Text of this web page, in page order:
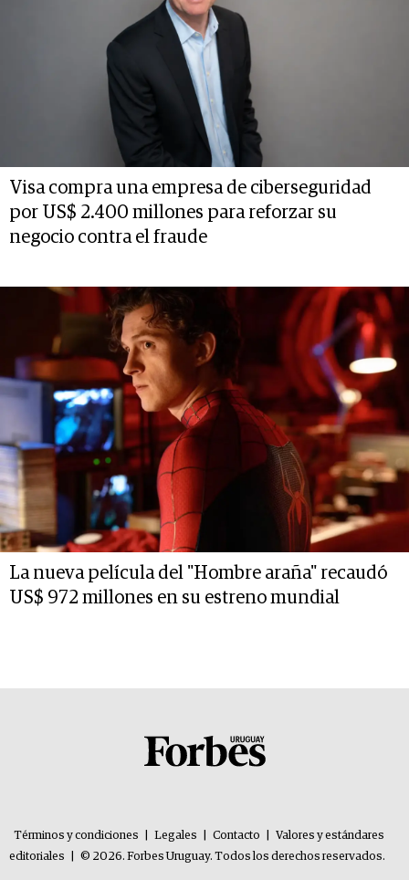
Visa compra una empresa de ciberseguridad
por US$ 2.400 millones para reforzar su
negocio contra el fraude
La nueva película del "Hombre araña" recaudó
US$ 972 millones en su estreno mundial
Términos y condiciones Legales Contacto
Valores y estándares
editoriales
© 2026. Forbes Uruguay. Todos los derechos reservados.